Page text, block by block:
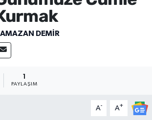
DEMİR
PAYLAŞIM
A- A+